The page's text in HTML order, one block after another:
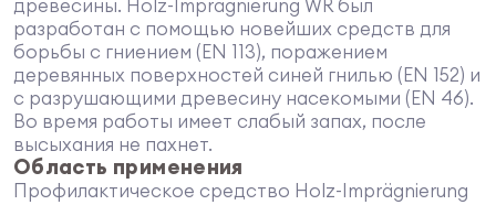
древесины. Holz-Imprägnierung WR был
разработан с помощью новейших средств для
борьбы с гниением (EN 113), поражением
деревянных поверхностей синей гнилью (EN 152) и
с разрушающими древесину насекомыми (EN 46).
Во время работы имеет слабый запах, после
высыхания не пахнет.
Область применения
Профилактическое средство Holz-Imprägnierung